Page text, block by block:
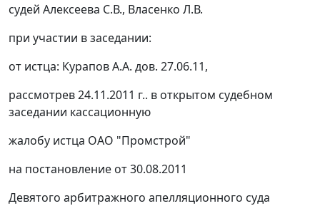
судей Алексеева С.В., Власенко Л.В.
при участии в заседании:
от истца: Курапов А.А. дов. 27.06.11,
рассмотрев 24.11.2011 г.. в открытом судебном
заседании кассационную
жалобу истца ОАО "Промстрой"
на постановление от 30.08.2011
Девятого арбитражного апелляционного суда